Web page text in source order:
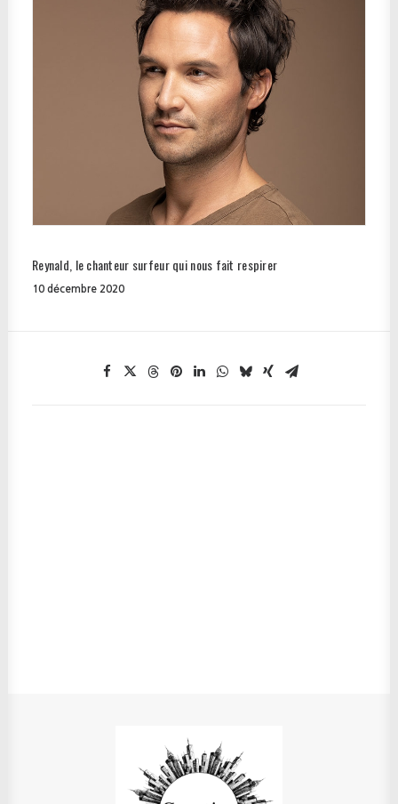
Reynald, le chanteur surfeur qui nous fait respirer
10 décembre 2020